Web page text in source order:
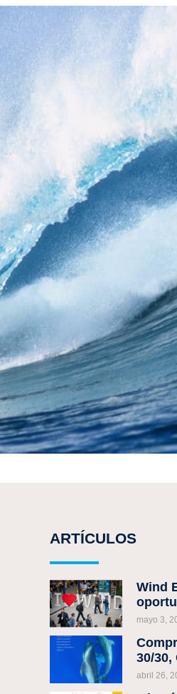
ARTÍCULOS
Wind
mayo 3,
30/30,
abril 26,